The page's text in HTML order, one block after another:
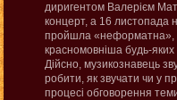
диригентом Валерієм
концерт, а 16 листопада
пройшла «неформатна»,
красномовніша будь-яких
Дійсно, музикознавець
робити, як звучати чи у
процесі обговорення